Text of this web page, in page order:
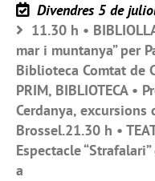
Divendres 5 de
11.30 h •
mar i muntanya” per
Biblioteca Comtat de
PRIM, BIBLIOTECA •
Cerdanya, excursions
Brossel.21.30 h •
Espectacle
a